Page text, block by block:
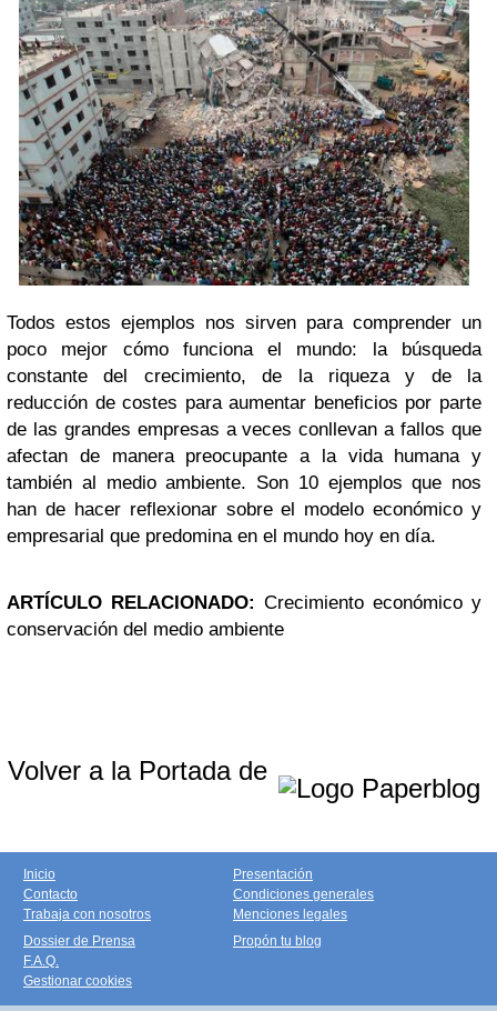
Todos estos ejemplos nos sirven para comprender un
poco mejor cómo funciona el mundo: la búsqueda
constante del crecimiento, de la riqueza y de la
reducción de costes para aumentar beneficios por parte
de las grandes empresas a veces conllevan a fallos que
afectan de manera preocupante a la vida humana y
también al medio ambiente. Son 10 ejemplos que nos
han de hacer reflexionar sobre el modelo económico y
empresarial que predomina en el mundo hoy en día.
ARTÍCULO RELACIONADO: Crecimiento económico y
conservación del medio ambiente
Volver a la Portada de
Inicio
Contacto
Trabaja con nosotros
Presentación
Condiciones generales
Menciones legales
Dossier de Prensa
F.A.Q.
Gestionar cookies
Propón tu blog